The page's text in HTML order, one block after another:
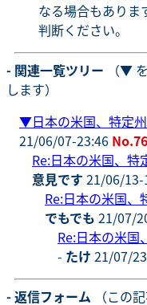
なる場合もありま
判断ください。
- 関連一覧ツリー （▼
します）
▼日本の米国、特定
21/06/07-23:46
Re:日本の米国、特
意見です 21/06/13-
Re:日本の米国、
でもでも 21/07/
Re:日本の米国
- たけ 21/07/
- 返信フォーム （この